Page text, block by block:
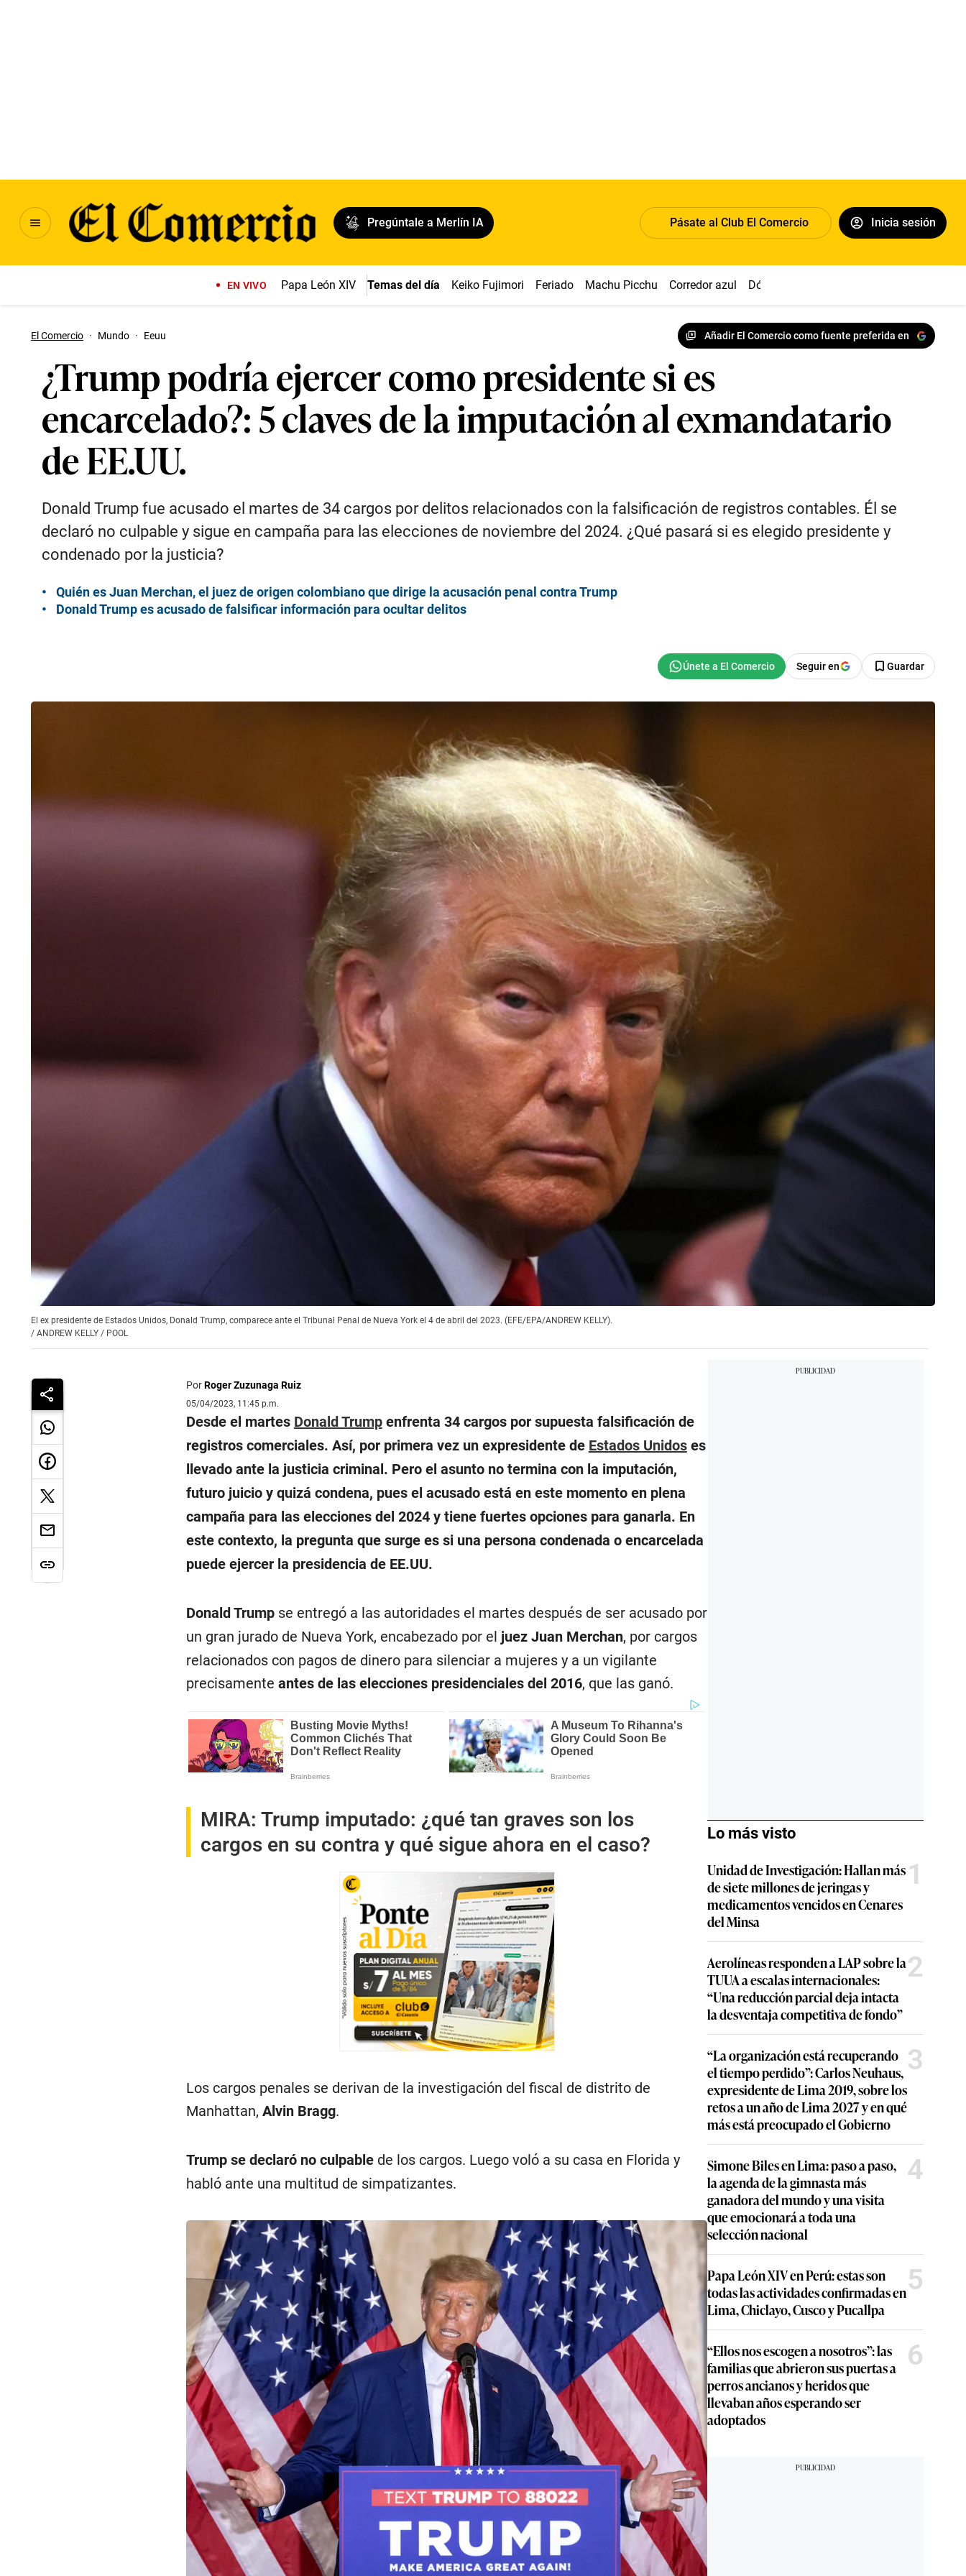
Pregúntale a Merlín IA Pásate al Club El Comercio Inicia sesión
EN VIVO Papa León XIV Temas del día Keiko Fujimori Feriado Machu Picchu Corredor azul Dólar
El Comercio · Mundo · Eeuu Añadir El Comercio como fuente preferida en
¿Trump podría ejercer como presidente si es
encarcelado?: 5 claves de la imputación al exmandatario
de EE.UU.
Donald Trump fue acusado el martes de 34 cargos por delitos relacionados con la falsificación de registros contables. Él se
declaró no culpable y sigue en campaña para las elecciones de noviembre del 2024. ¿Qué pasará si es elegido presidente y
condenado por la justicia?
Quién es Juan Merchan, el juez de origen colombiano que dirige la acusación penal contra Trump
Donald Trump es acusado de falsificar información para ocultar delitos
Seguir en Guardar
El ex presidente de Estados Unidos, Donald Trump, comparece ante el Tribunal Penal de Nueva York el 4 de abril del 2023. (EFE/EPA/ANDREW KELLY).
/ ANDREW KELLY / POOL
PorRoger Zuzunaga Ruiz
05/04/2023, 11:45 p.m.
Desde el martes Donald Trumpenfrenta 34 cargos por supuesta falsificación de
registros comerciales. Así, por primera vez un expresidente de Estados Unidoses
llevado ante la justicia criminal. Pero el asunto no termina con la imputación,
futuro juicio y quizá condena, pues el acusado está en este momento en plena
campaña para las elecciones del 2024 y tiene fuertes opciones para ganarla. En
este contexto, la pregunta que surge es si una persona condenada o encarcelada
puede ejercer la presidencia de EE.UU.
Donald Trumpse entregó a las autoridades el martes después de ser acusado por
un gran jurado de Nueva York, encabezado por el juez Juan Merchan, por cargos
relacionados con pagos de dinero para silenciar a mujeres y a un vigilante
precisamente antes de las elecciones presidenciales del 2016, que las ganó.
MIRA: Trump imputado: ¿qué tan graves son los
cargos en su contra y qué sigue ahora en el caso?
Los cargos penales se derivan de la investigación del fiscal de distrito de
Manhattan, Alvin Bragg.
Trump se declaró no culpablede los cargos. Luego voló a su casa en Florida y
habló ante una multitud de simpatizantes.
Lo más visto
Unidad de Investigación: Hallan más
de siete millones de jeringas y
medicamentos vencidos en Cenares
del Minsa
1
Aerolíneas responden a LAP sobre la
TUUA a escalas internacionales:
“Una reducción parcial deja intacta
la desventaja competitiva de fondo”
2
“La organización está recuperando
el tiempo perdido”: Carlos Neuhaus,
expresidente de Lima 2019, sobre los
retos a un año de Lima 2027 y en qué
más está preocupado el Gobierno
3
Simone Biles en Lima: paso a paso,
la agenda de la gimnasta más
ganadora del mundo y una visita
que emocionará a toda una
selección nacional
4
Papa León XIV en Perú: estas son
todas las actividades confirmadas en
Lima, Chiclayo, Cusco y Pucallpa
5
“Ellos nos escogen a nosotros”: las
familias que abrieron sus puertas a
perros ancianos y heridos que
llevaban años esperando ser
adoptados
6